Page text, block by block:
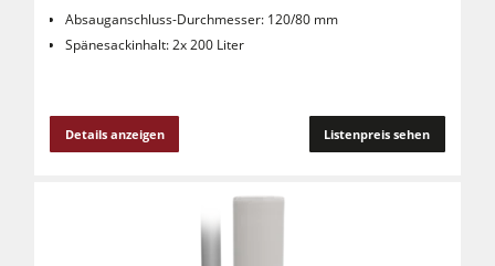
Absauganschluss-Durchmesser: 120/80 mm
Spänesackinhalt: 2x 200 Liter
Details anzeigen Listenpreis sehen